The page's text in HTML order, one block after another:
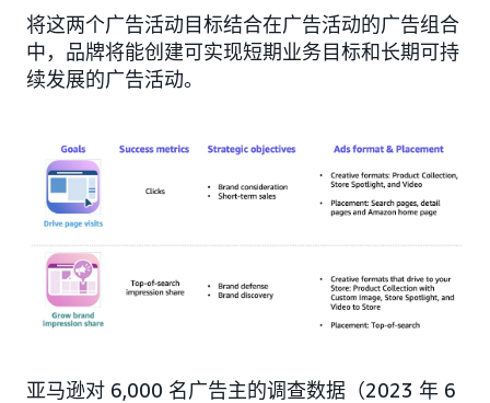
将这两个广告活动目标结合在广告活动的广告组合
中，品牌将能创建可实现短期业务目标和长期可持
续发展的广告活动。
亚马逊对 6,000 名广告主的调查数据（2023 年 6